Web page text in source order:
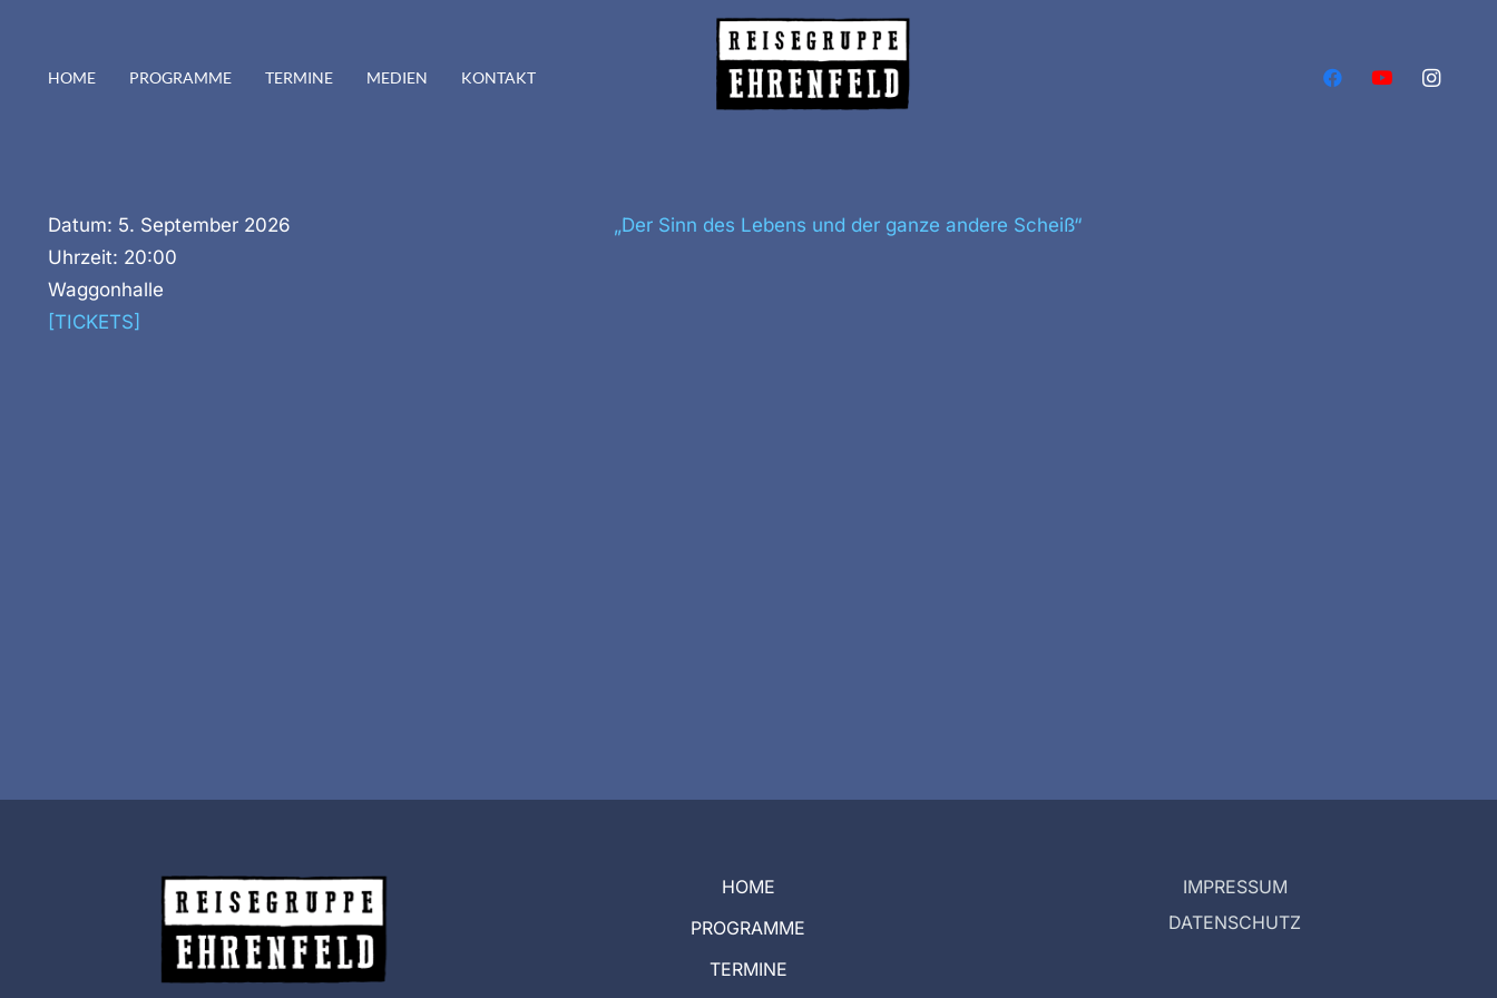
HOME PROGRAMME TERMINE MEDIEN KONTAKT
Datum: 5. September 2026
Uhrzeit: 20:00
Waggonhalle
[TICKETS]
„Der Sinn des Lebens und der ganze andere Scheiß“
HOME
PROGRAMME
TERMINE
IMPRESSUM
DATENSCHUTZ